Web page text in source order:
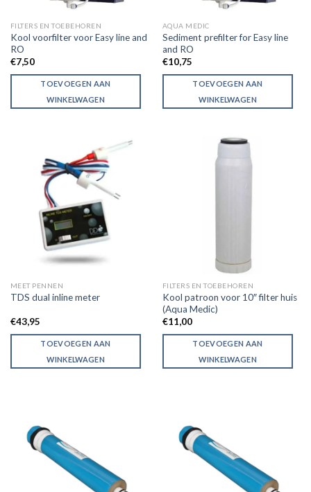
FILTERS EN TOEBEHOREN
Kool voorfilter voor Easy line and
RO
€7,50
TOEVOEGEN AAN
WINKELWAGEN
AQUA MEDIC
Sediment prefilter for Easy line
and RO
€10,75
TOEVOEGEN AAN
WINKELWAGEN
MEET PENNEN
TDS dual inline meter
€43,95
TOEVOEGEN AAN
WINKELWAGEN
FILTERS EN TOEBEHOREN
Kool patroon voor 10″ filter huis
(Aqua Medic)
€11,00
TOEVOEGEN AAN
WINKELWAGEN